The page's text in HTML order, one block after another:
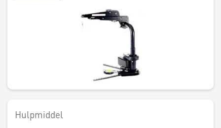
Hulpmiddel